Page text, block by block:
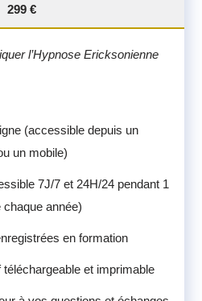
299 €
l’Hypnose Ericksonienne
(accessible depuis un
un mobile)
7J/7 et 24H/24 pendant 1
chaque année)
en formation
et imprimable